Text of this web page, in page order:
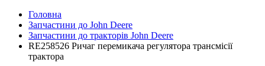
Головна
Запчастини до John Deere
Запчастини до тракторів John Deere
RE258526 Ричаг перемикача регулятора трансмісії
трактора